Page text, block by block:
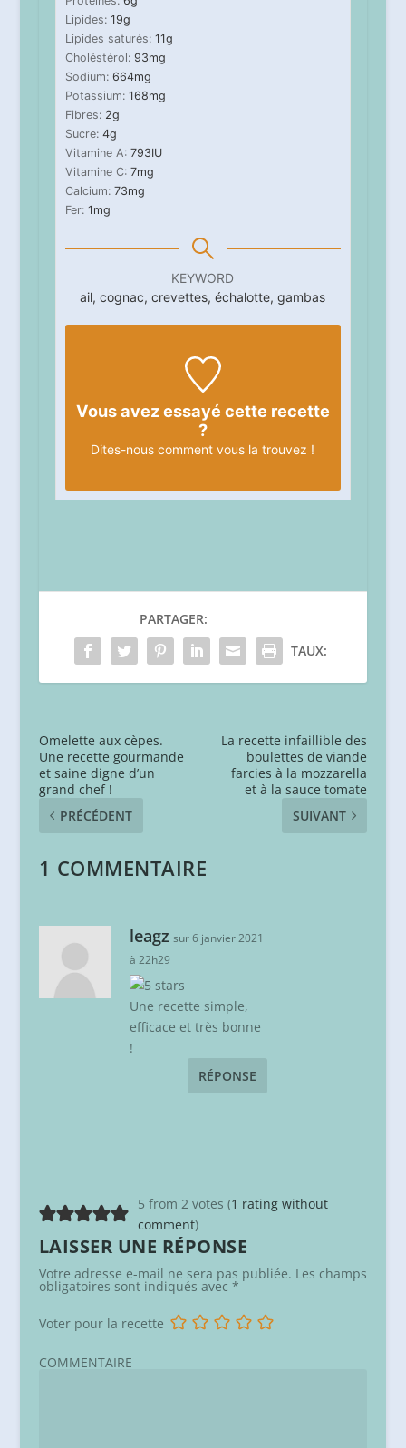
Lipides: 19g
Lipides saturés: 11g
Choléstérol: 93mg
Sodium: 664mg
Potassium: 168mg
Fibres: 2g
Sucre: 4g
Vitamine A: 793IU
Vitamine C: 7mg
Calcium: 73mg
Fer: 1mg
KEYWORD
ail, cognac, crevettes, échalotte, gambas
Vous avez essayé cette recette
?
Dites-nous comment vous la trouvez !
PARTAGER:
TAUX:
Omelette aux cèpes.
Une recette gourmande
et saine digne d’un
grand chef !
PRÉCÉDENT
La recette infaillible des
boulettes de viande
farcies à la mozzarella
et à la sauce tomate
SUIVANT
1 COMMENTAIRE
leagz sur 6 janvier 2021
à 22h29
Une recette simple,
efficace et très bonne
!
RÉPONSE
5 from 2 votes (1 rating without
comment)
LAISSER UNE RÉPONSE
Votre adresse e-mail ne sera pas publiée. Les champs
obligatoires sont indiqués avec *
Voter pour la recette
COMMENTAIRE